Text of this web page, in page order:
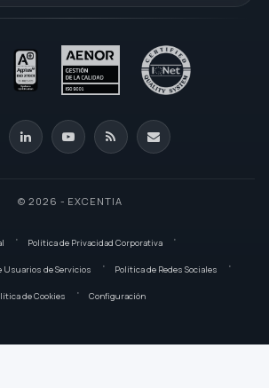
© 2026 - EXCENTIA
Política de Privacidad Corporativa
Usuarios de Servicios Política de Redes Sociales
de Cookies Configuración